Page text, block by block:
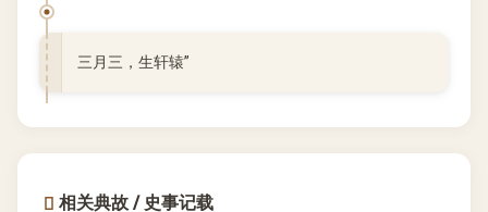
三月三，生轩辕”
相关典故 / 史事记载